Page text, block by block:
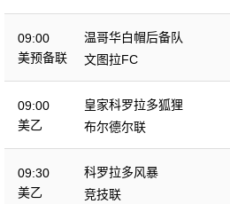
09:00
美预备联
温哥华白帽后备队
文图拉FC
09:00
美乙
皇家科罗拉多狐狸
布尔德尔联
09:30
美乙
科罗拉多风暴
竞技联